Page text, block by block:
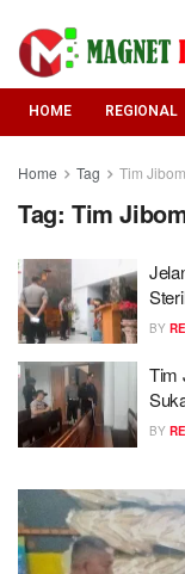
HOME REGIONAL
Home Tag Tim Jibom
Tag: Tim
BY
Tim
BY